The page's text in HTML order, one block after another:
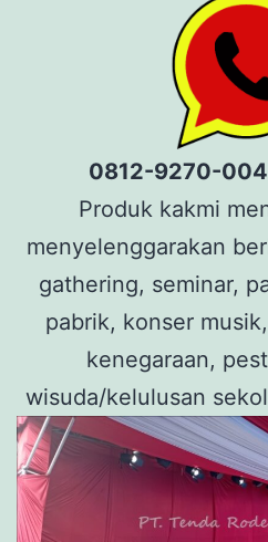
0812-9270-
Produk kakmi
menyelenggarakan
gathering, seminar,
pabrik, konser
kenegaraan,
wisuda/kelulusan